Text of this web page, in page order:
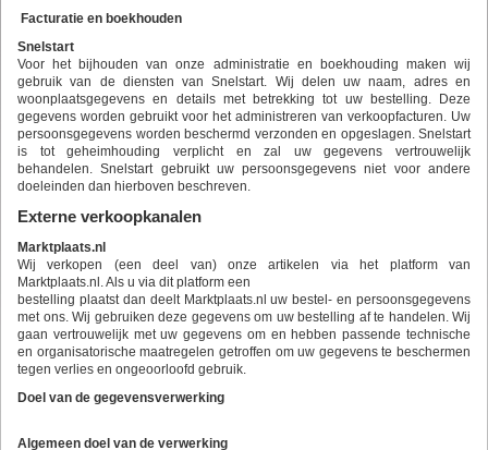
Facturatie en boekhouden
Snelstart
Voor het bijhouden van onze administratie en boekhouding maken wij
gebruik van de diensten van Snelstart. Wij delen uw naam, adres en
woonplaatsgegevens en details met betrekking tot uw bestelling. Deze
gegevens worden gebruikt voor het administreren van verkoopfacturen. Uw
persoonsgegevens worden beschermd verzonden en opgeslagen. Snelstart
is tot geheimhouding verplicht en zal uw gegevens vertrouwelijk
behandelen. Snelstart gebruikt uw persoonsgegevens niet voor andere
doeleinden dan hierboven beschreven.
Externe verkoopkanalen
Marktplaats.nl
Wij verkopen (een deel van) onze artikelen via het platform van
Marktplaats.nl. Als u via dit platform een
bestelling plaatst dan deelt Marktplaats.nl uw bestel- en persoonsgegevens
met ons. Wij gebruiken deze gegevens om uw bestelling af te handelen. Wij
gaan vertrouwelijk met uw gegevens om en hebben passende technische
en organisatorische maatregelen getroffen om uw gegevens te beschermen
tegen verlies en ongeoorloofd gebruik.
Doel van de gegevensverwerking
Algemeen doel van de verwerking